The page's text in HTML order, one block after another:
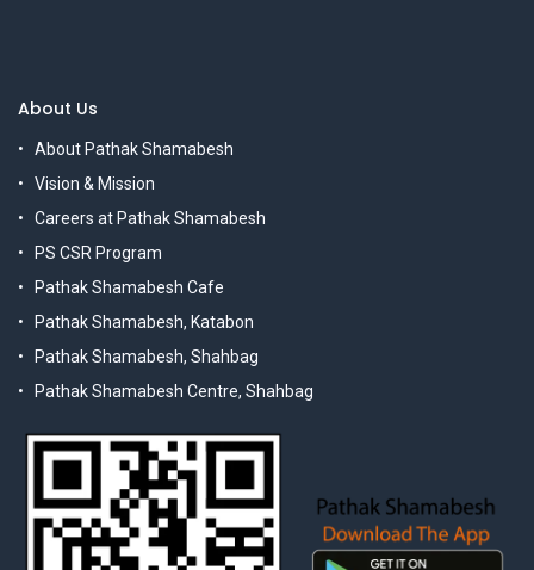
About Us
About Pathak Shamabesh
Vision & Mission
Careers at Pathak Shamabesh
PS CSR Program
Pathak Shamabesh Cafe
Pathak Shamabesh, Katabon
Pathak Shamabesh, Shahbag
Pathak Shamabesh Centre, Shahbag